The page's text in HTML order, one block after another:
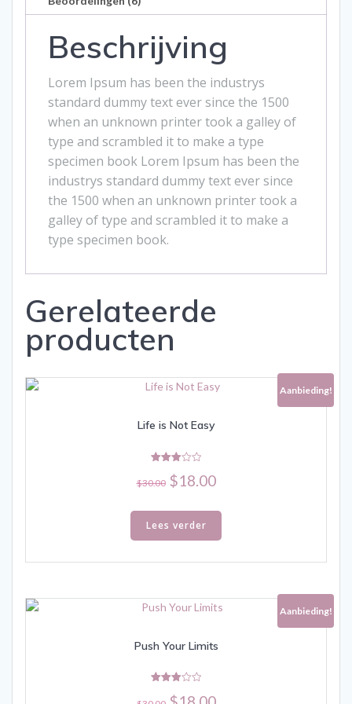
Beschrijving
Lorem Ipsum has been the industrys
standard dummy text ever since the 1500
when an unknown printer took a galley of
type and scrambled it to make a type
specimen book Lorem Ipsum has been the
industrys standard dummy text ever since
the 1500 when an unknown printer took a
galley of type and scrambled it to make a
type specimen book.
Gerelateerde
producten
Aanbieding!
Life is Not Easy
3.00
uit 5
$30.00 Oorspronkelijke
was:
$30.00.
$18.00Huidige
$18.00.
Lees verder
Aanbieding!
Push Your Limits
3.00